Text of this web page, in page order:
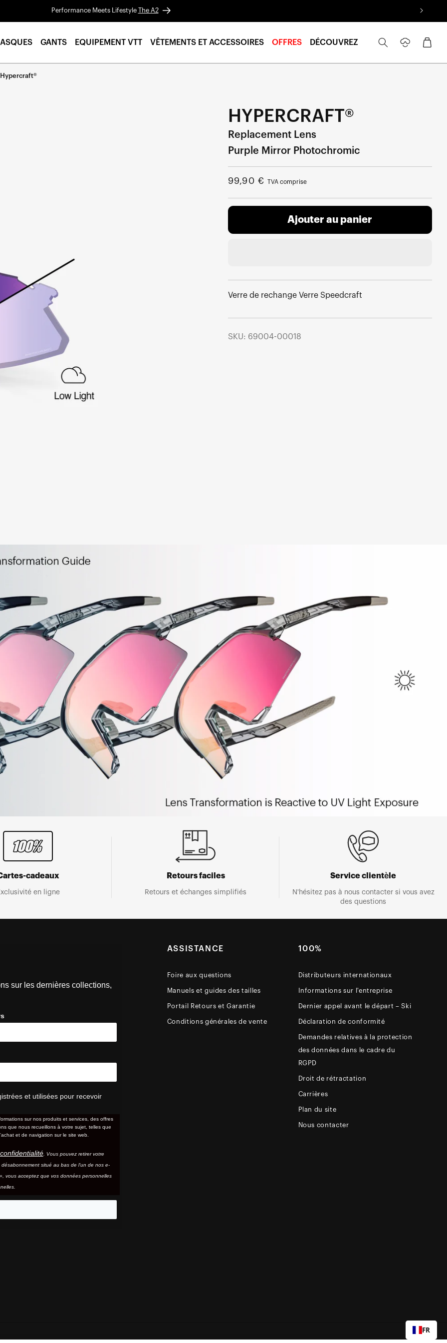
Performance Meets Lifestyle The A2
GANTS EQUIPEMENT VTT VÊTEMENTS ET ACCESSOIRES OFFRES DÉCOUVREZ
connecter
Panier
HYPERCRAFT®
Replacement Lens
Purple Mirror Photochromic
Prix
99,90 € TVA comprise
Ajouter au panier
Verre de rechange Verre Speedcraft
SKU: 69004-00018
cadeaux
en ligne
Retours faciles
Retours et échanges simplifiés
Service clientèle
N'hésitez pas à nous contacter si vous avez
des questions
sur les dernières collections,
et utilisées pour recevoir
sur nos produits et services, des offres
que nous recueillons à votre sujet, telles que
et de navigation sur le site web.
. Vous pouvez retirer votre
situé au bas de l'un de nos e-
vous acceptez que vos données personnelles
ASSISTANCE
Foire aux questions
Manuels et guides des tailles
Portail Retours et Garantie
Conditions générales de vente
100%
Distributeurs internationaux
Informations sur l'entreprise
Dernier appel avant le départ – Ski
Déclaration de conformité
Demandes relatives à la protection
des données dans le cadre du
RGPD
Droit de rétractation
Carrières
Plan du site
Nous contacter
FR